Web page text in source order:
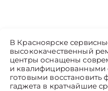
В Красноярске
высококачественный
центры оснащены
и квалифицированными
готовыми восстановить
гаджета в кратчайшие